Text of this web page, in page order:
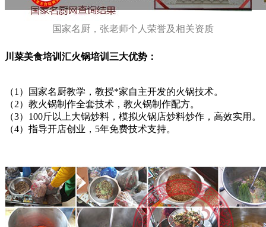
国家名厨，张老师个人荣誉及相关资质
川菜美食培训汇火锅培训三大优势：
（1）国家名厨教学，教授*家自主开发的火锅技术。
（2）教火锅制作全套技术，教火锅制作配方。
（3）100斤以上大锅炒料，模拟火锅店炒料炒作，高效实用。
（4）指导开店创业，5年免费技术支持。